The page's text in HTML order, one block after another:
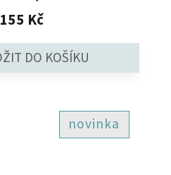
155 Kč
novinka